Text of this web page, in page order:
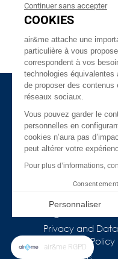
FREE
24 to 48h at
About Us
The company
air&me in the
Our Distributors
Customer
★★★★★
Privacy and Data
Protection Policy
Continuer sans accepter
COOKIES
air&me attache une
particulière à vous
correspondent à vos
technologies équivalentes
de proposer des
réseaux sociaux.
Vous pouvez garder le
personnelles en
cookies n’aura pas
peut altérer votre
Pour plus d’informations,
Personnaliser
Axeptio consent
Plateforme de Gestion
Notre plateforme vous
air&me RGPD